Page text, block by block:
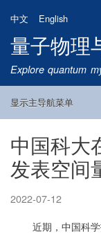
中文 English
量子物理
Explore quantum
Main
显示主导航菜单
首页
研究方向
量子卫星
团队成员
新闻动态
研究进展
学术报告
论文发表
公告通知
招生信息
相关链接
中国科大
发表空间
2022-07-12
近期，中国科学